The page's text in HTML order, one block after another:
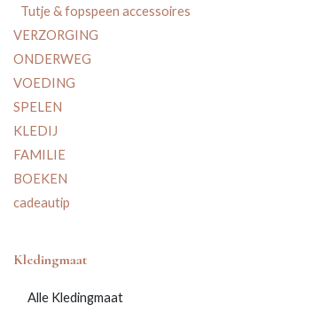
Tutje & fopspeen accessoires
VERZORGING
ONDERWEG
VOEDING
SPELEN
KLEDIJ
FAMILIE
BOEKEN
cadeautip
Kledingmaat